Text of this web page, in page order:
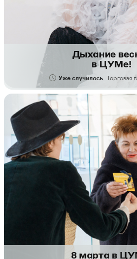
Дыхание
в ЦУМе!
Уже случилось Торговая
8 марта в